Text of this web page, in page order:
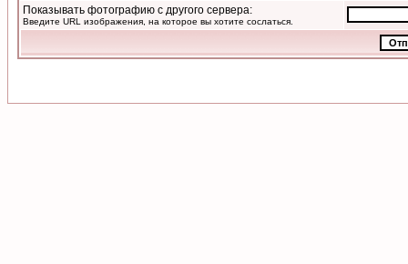
Показывать фотографию с другого сервера:
Введите URL изображения, на которое вы хотите сослаться.